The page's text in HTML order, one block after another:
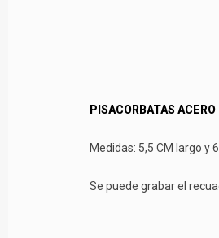
PISACORBATAS
Medidas: 5,5 CM largo y
Se puede grabar el